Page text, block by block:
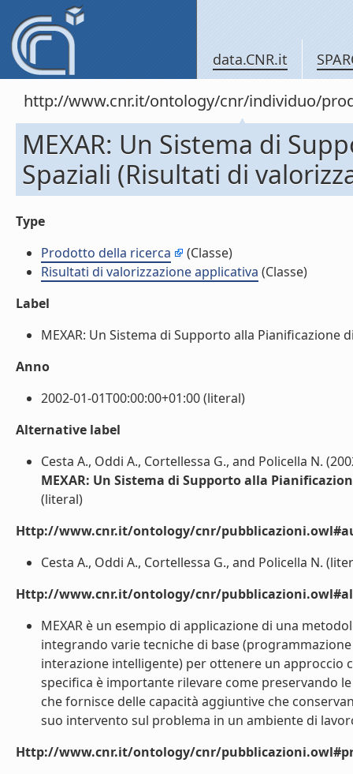
data.CNR.it
http://www.cnr.it/ontology/cnr/individuo/
MEXAR: Un Sistema di
Spaziali (Risultati di
Type
Prodotto della ricerca
(Classe)
Risultati di valorizzazione applicativa (Classe)
Label
MEXAR: Un Sistema di Supporto alla
Anno
2002-01-01T00:00:00+01:00 (literal)
Alternative label
Cesta A., Oddi A., Cortellessa G., and Policella N.
MEXAR: Un Sistema di Supporto alla
(literal)
Http://www.cnr.it/ontology/cnr/
Cesta A., Oddi A., Cortellessa G., and Policella N.
Http://www.cnr.it/ontology/cnr/
MEXAR è un esempio di applicazione di una
integrando varie tecniche di base
interazione intelligente) per ottenere un approccio
specifica è importante rilevare come preservando
che fornisce delle capacità aggiuntive che
suo intervento sul problema in un ambiente di
Http://www.cnr.it/ontology/cnr/